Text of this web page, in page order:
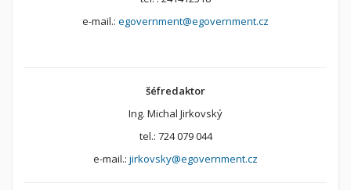
e-mail.: egovernment@egovernment.cz
šéfredaktor
Ing. Michal Jirkovský
tel.: 724 079 044
e-mail.: jirkovsky@egovernment.cz